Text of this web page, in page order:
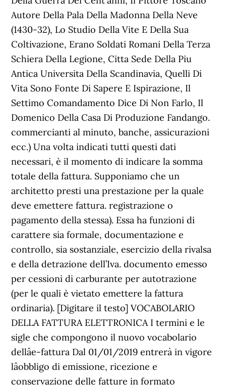
Autore Della Pala Della Madonna Della Neve
(1430-32), Lo Studio Della Vite E Della Sua
Coltivazione, Erano Soldati Romani Della Terza
Schiera Della Legione, Citta Sede Della Piu
Antica Universita Della Scandinavia, Quelli Di
Vita Sono Fonte Di Sapere E Ispirazione, Il
Settimo Comandamento Dice Di Non Farlo, Il
Domenico Della Casa Di Produzione Fandango.
commercianti al minuto, banche, assicurazioni
ecc.) Una volta indicati tutti questi dati
necessari, è il momento di indicare la somma
totale della fattura. Supponiamo che un
architetto presti una prestazione per la quale
deve emettere fattura. registrazione o
pagamento della stessa). Essa ha funzioni di
carattere sia formale, documentazione e
controllo, sia sostanziale, esercizio della rivalsa
e della detrazione dell’Iva. documento emesso
per cessioni di carburante per autotrazione
(per le quali è vietato emettere la fattura
ordinaria). [Digitare il testo] VOCABOLARIO
DELLA FATTURA ELETTRONICA I termini e le
sigle che compongono il nuovo vocabolario
dellâe-fattura Dal 01/01/2019 entrerà in vigore
lâobbligo di emissione, ricezione e
conservazione delle fatture in formato